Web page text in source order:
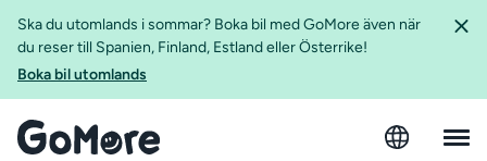
Ska du utomlands i sommar? Boka bil med GoMore även när
du reser till Spanien, Finland, Estland eller Österrike!
Boka bil utomlands